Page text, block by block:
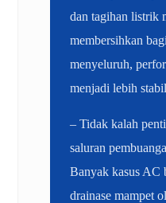
dan tagihan listrik
membersihkan
menyeluruh,
menjadi lebih
– Tidak kalah
saluran
Banyak kasus AC
drainase mampet